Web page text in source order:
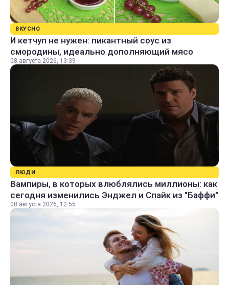
ВКУСНО
И кетчуп не нужен: пикантный соус из
смородины, идеально дополняющий мясо
08 августа 2026, 13:39
ЛЮДИ
Вампиры, в которых влюблялись миллионы: как
сегодня изменились Энджел и Спайк из "Баффи"
08 августа 2026, 12:55